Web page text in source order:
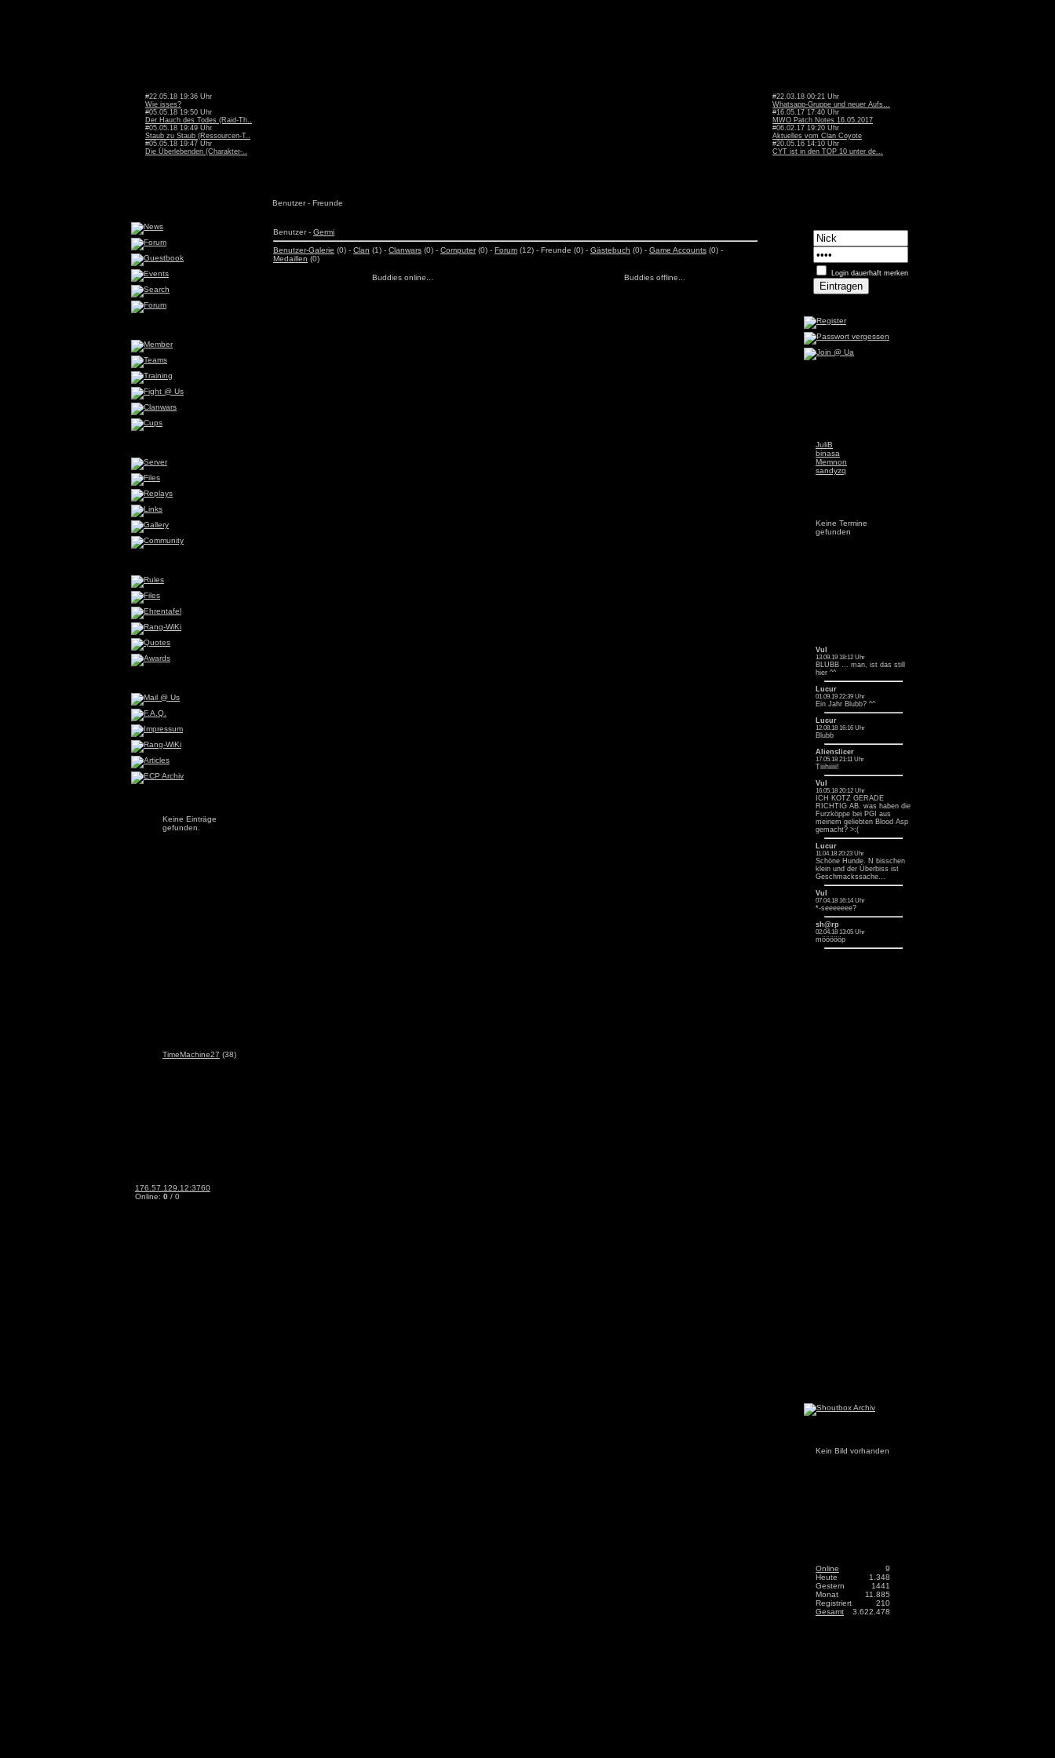
#22.05.18 19:36 Uhr
Wie isses?
#05.05.18 19:50 Uhr
Der Hauch des Todes (Raid-Th..
#05.05.18 19:49 Uhr
Staub zu Staub (Ressourcen-T..
#05.05.18 19:47 Uhr
Die Überlebenden (Charakter-..
#22.03.18 00:21 Uhr
Whatsapp-Gruppe und neuer Aufs...
#16.05.17 17:40 Uhr
MWO Patch Notes 16.05.2017
#06.02.17 19:20 Uhr
Aktuelles vom Clan Coyote
#20.05.16 14:10 Uhr
CYT ist in den TOP 10 unter de...
Keine Einträge
gefunden.
TimeMachine27 (38)
176.57.129.12:3760
Online: 0 / 0
Benutzer - Freunde
Benutzer - Germi
Benutzer-Galerie (0) - Clan (1) - Clanwars (0) - Computer(0) - Forum (12) - Freunde (0) - Gästebuch (0) - Game Accounts (0) -
Medaillen (0)
Buddies online... Buddies offline... Login dauerhaft merken
JuliB
binasa
Memnon
sandyzq
Keine Termine
gefunden
Vul
13.09.19 18:12 Uhr
BLUBB ... man, ist das still
hier ^^
Lucur
01.09.19 22:39 Uhr
Ein Jahr Blubb? ^^
Lucur
12.08.18 16:16 Uhr
Blubb
Alienslicer
17.05.18 21:11 Uhr
Tiiihiiiii!
Vul
16.05.18 20:12 Uhr
ICH KOTZ GERADE
RICHTIG AB. was haben die
Furzköppe bei PGI aus
meinem geliebten Blood Asp
gemacht? >:(
Lucur
11.04.18 20:23 Uhr
Schöne Hunde. N bisschen
klein und der Überbiss ist
Geschmackssache...
Vul
07.04.18 16:14 Uhr
*-seeeeeee?
sh@rp
02.04.18 13:05 Uhr
möööööp
Kein Bild vorhanden
9
Online
1.348
Heute
1441
Gestern
11.885
Monat
210
Registriert
3.622.478
Gesamt